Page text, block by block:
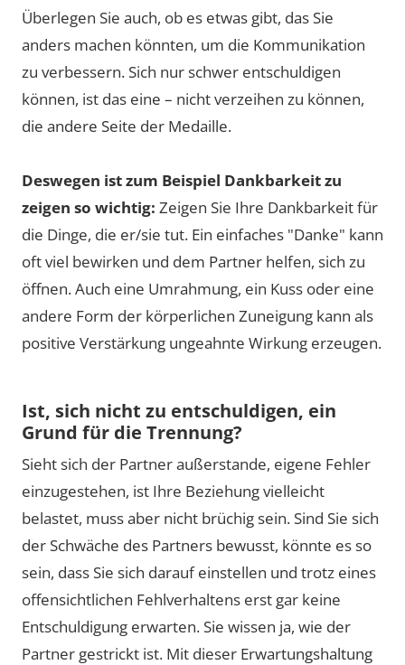
Überlegen Sie auch, ob es etwas gibt, das Sie
anders machen könnten, um die Kommunikation
zu verbessern. Sich nur schwer entschuldigen
können, ist das eine – nicht verzeihen zu können,
die andere Seite der Medaille.
Deswegen ist zum Beispiel Dankbarkeit zu
zeigen so wichtig: Zeigen Sie Ihre Dankbarkeit für
die Dinge, die er/sie tut. Ein einfaches "Danke" kann
oft viel bewirken und dem Partner helfen, sich zu
öffnen. Auch eine Umrahmung, ein Kuss oder eine
andere Form der körperlichen Zuneigung kann als
positive Verstärkung ungeahnte Wirkung erzeugen.
Ist, sich nicht zu entschuldigen, ein
Grund für die Trennung?
Sieht sich der Partner außerstande, eigene Fehler
einzugestehen, ist Ihre Beziehung vielleicht
belastet, muss aber nicht brüchig sein. Sind Sie sich
der Schwäche des Partners bewusst, könnte es so
sein, dass Sie sich darauf einstellen und trotz eines
offensichtlichen Fehlverhaltens erst gar keine
Entschuldigung erwarten. Sie wissen ja, wie der
Partner gestrickt ist. Mit dieser Erwartungshaltung